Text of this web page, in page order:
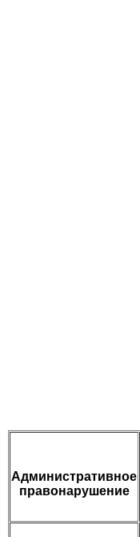
Административное
правонарушение